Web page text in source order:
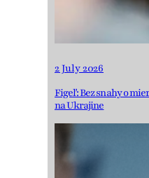
2 July 2026
Figeľ: Bez snahy o
na Ukrajine